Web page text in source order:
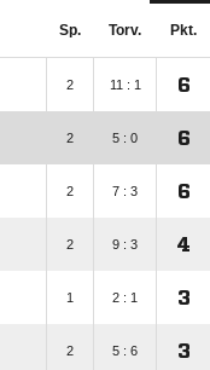
Sp. Torv. Pkt.
2 11 : 1 6
2 5 : 0 6
2 7 : 3 6
2 9 : 3 4
1 2 : 1 3
2 5 : 6 3